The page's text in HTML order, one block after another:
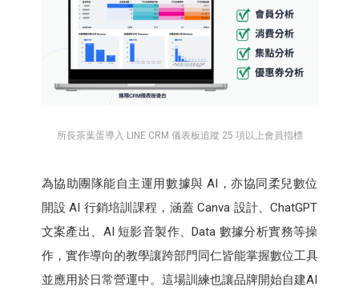
所長茶葉蛋導入 LINE CRM 儀表板追蹤 25 項以上會員指標
為協助團隊能自主運用數據與 AI，亦協同柔兒數位
開設 AI 行銷培訓課程，涵蓋 Canva 設計、ChatGPT
文案產出、AI 短影音製作、Data 數據分析實務等操
作，實作導向的教學讓跨部門同仁皆能掌握數位工具
並應用於日常營運中。這場訓練也讓品牌開始自建AI